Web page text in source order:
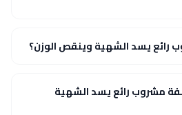
يسد الشهية وينقص الوزن؟
مشروب رائع يسد الشهية